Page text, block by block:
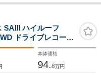
ハイルーフ
ドライブレコーダ
ャンプ仕様
本体価格
94.8万円